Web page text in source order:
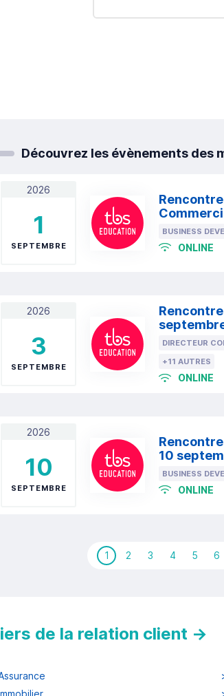
Découvrez les évènements des
2026
1
SEPTEMBRE
BUSINESS
ONLINE
2026
3
SEPTEMBRE
DIRECTEUR
+11 AUTRES
ONLINE
2026
10
SEPTEMBRE
10
BUSINESS
ONLINE
1 2 3 4 5 6
de la relation client →